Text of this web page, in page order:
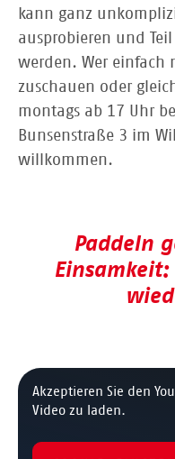
kann ganz
ausprobieren und
werden. Wer einfach
zuschauen oder
montags ab 17 Uhr
Bunsenstraße 3 im
willkommen.
Paddeln
Einsamkeit:
Akzeptieren Sie den
Video zu laden.